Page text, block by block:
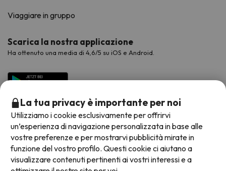
Viaggiare in gruppo
Scarica la nostra applicazione
Ha ottenuto una media di 4,6/5 su iOS e Android.
Metodi di pagamento disponibili
La tua privacy è importante per noi
Utilizziamo i cookie esclusivamente per offrirvi
un’esperienza di navigazione personalizzata in base alle
vostre preferenze e per mostrarvi pubblicità mirate in
funzione del vostro profilo. Questi cookie ci aiutano a
visualizzare contenuti pertinenti ai vostri interessi e a